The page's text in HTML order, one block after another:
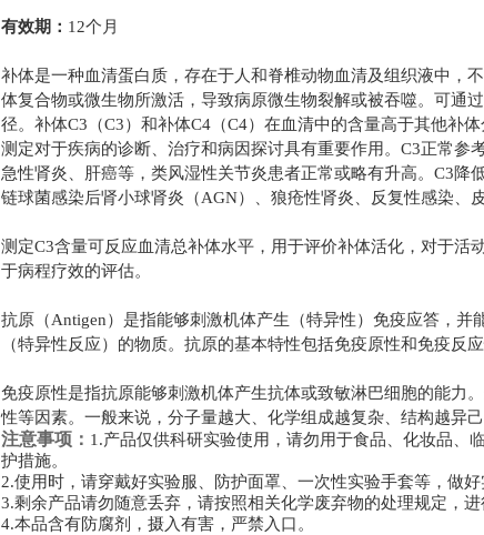
有效期 ： 12个月
补体是一种血清蛋白质，存在于人和脊椎动物血清及组织液中，
体复合物或微生物所激活，导致病原微生物裂解或被吞噬。可通
径。补体C3 （C3）和补体C4 （C4）在血清中的含量高于其他补
测定对于疾病的诊断、治疗和病因探讨具有重要作用。 C3正常参
急性肾炎、肝癌等，类风湿性关节炎患者正常或略有升高。 C3降
链球菌感染后肾小球肾炎（AGN）、狼疮性肾炎、反复性感染、
测定C3含量可反应血清总补体水平，用于评价补体活化，对于活
于病程疗效的评估。
抗原（Antigen）是指能够刺激机体产生（特异性）免疫应答，
（特异性反应）的物质。抗原的基本特性包括免疫原性和免疫反应
免疫原性是指抗原能够刺激机体产生抗体或致敏淋巴细胞的能力
性等因素。一般来说，分子量越大、化学组成越复杂、结构越异
注意事项： 1.产品仅供科研实验使用，请勿用于食品、化妆品、
护措施。
2.使用时，请穿戴好实验服、防护面罩、一次性实验手套等，做好
3.剩余产品请勿随意丢弃，请按照相关化学废弃物的处理规定，进
4.本品含有防腐剂，摄入有害，严禁入口。